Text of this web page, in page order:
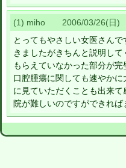
(1) miho 2006/03/26(日)
とってもやさしい女医さん
きましたがきちんと説明し
もらえていなかった部分が
口腔腫瘍に関しても速やか
に見ていただくことも出来
院が難しいのですができれば